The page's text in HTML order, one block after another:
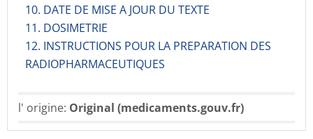
10. DATE DE MISE A JOUR DU TEXTE
11. DOSIMETRIE
12. INSTRUCTIONS POUR LA PREPARATION DES
RADIOPHARMACE­UTIQUES
l' origine: Original (medicaments.gouv.fr)